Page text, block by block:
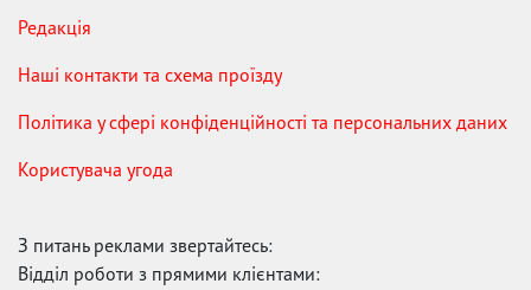
Редакція
Наші контакти та схема проїзду
Політика у сфері конфіденційності та персональних даних
Користувача угода
З питань реклами звертайтесь:
Відділ роботи з прямими клієнтами: